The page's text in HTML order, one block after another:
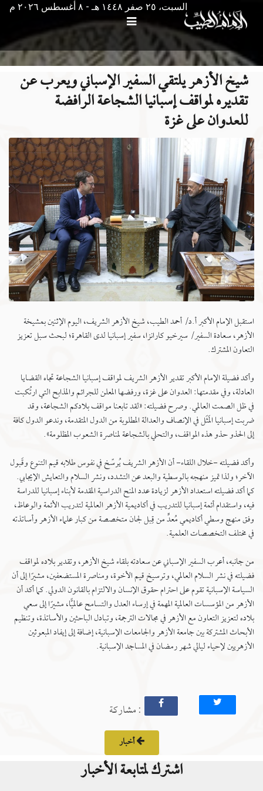
السبت، ٢٥ صفر ١٤٤٨ هـ - ۸ أغسطس ۲۰۲٦ م
شيخ الأزهر يلتقي السفير الإسباني ويعرب عن
تقديره لمواقف إسبانيا الشجاعة الرافضة
للعدوان على غزة
استقبل الإمام الأكبر أ.د/ أحمد الطيب، شيخ الأزهر الشريف، اليوم الإثنين بمشيخة
الأزهر، سعادة السفير/ سيرخيو كارانزا، سفير إسبانيا لدى القاهرة؛ لبحث سبل تعزيز
التعاون المشترك.
وأكد فضيلة الإمام الأكبر تقدير الأزهر الشريف لمواقف إسبانيا الشجاعة تجاه القضايا
العادلة، وفي مقدمتها: العدوان على غزة، ورفضها المعلن للجرائم والمذابح التي ارتُكبت
في ظل الصمت العالمي. وصرح فضيلته: «لقد تابعنا مواقف بلادكم الشجاعة، وقد
ضربت إسبانيا المَثَل في الإنصاف والعدالة المطلوبة من الدول المتقدمة، وندعو الدول كافة
إلى الحذو حذو هذه المواقف، والتحلي بالشجاعة لمناصرة الشعوب المظلومة».
وأكد فضيلته -خلال اللقاء- أن الأزهر الشريف يُرسِّخ في نفوس طلابه قيم التنوع وقَبول
الآخر؛ ولذا تميز منهجه بالوسطية والبعد عن التشدد، ونشر السلام والتعايش الإيجابي.
كما أكد فضيلته استعداد الأزهر لزيادة عدد المنح الدراسية المقدمة لأبناء إسبانيا للدراسة
فيه، واستقدام أئمة إسبانيا للتدريب في أكاديمية الأزهر العالمية لتدريب الأئمة والوعاظ،
وفق منهج وسطي أكاديمي مُعدٍّ من قِبل لجان متخصصة من كبار علماء الأزهر وأساتذته
في مختلف التخصصات العلمية.
من جانبه، أعرب السفير الإسباني عن سعادته بلقاء شيخ الأزهر، وتقدير بلاده لمواقف
فضيلته في نشر السلام العالمي، وترسيخ قيم الأخوة، ومناصرة المستضعفين، مشيرًا إلى أن
السياسة الإسبانية تقوم على احترام حقوق الإنسان والالتزام بالقانون الدولي. كما أكد أن
الأزهر من المؤسسات العالمية المهمة في إرساء العدل والتسامح عالميًّا، مشيرًا إلى سعي
بلاده لتعزيز التعاون مع الأزهر في مجالات الترجمة، وتبادل الباحثين والأساتذة، وتنظيم
الأبحاث المشتركة بين جامعة الأزهر والجامعات الإسبانية، إضافة إلى إيفاد المبعوثين
الأزهريين لإحياء ليالي شهر رمضان في المساجد الإسبانية.
: مشاركة
أخبار
اشترك لمتابعة الأخبار